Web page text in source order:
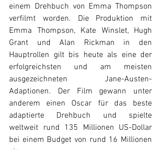
einem Drehbuch von Emma Thompson
verfilmt worden. Die Produktion mit
Emma Thompson, Kate Winslet, Hugh
Grant und Alan Rickman in den
Hauptrollen gilt bis heute als eine der
erfolgreichsten und am meisten
ausgezeichneten Jane-Austen-
Adaptionen. Der Film gewann unter
anderem einen Oscar für das beste
adaptierte Drehbuch und spielte
weltweit rund 135 Millionen US-Dollar
bei einem Budget von rund 16 Millionen